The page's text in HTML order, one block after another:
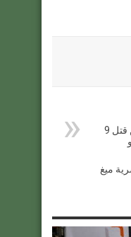
الجيش الوطني الشعبي يتمكن من قتل 9
ميغ